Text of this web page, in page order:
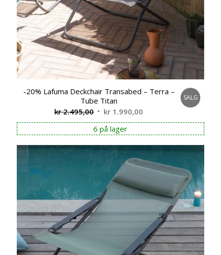
-20% Lafuma Deckchair Transabed – Terra –
Tube Titan
kr2.495,00 Opprinnelig
pris
var:
kr 2.495,00.
kr 1.990,00
pris
er:
kr 1.990,00.
SALG
6 på lager